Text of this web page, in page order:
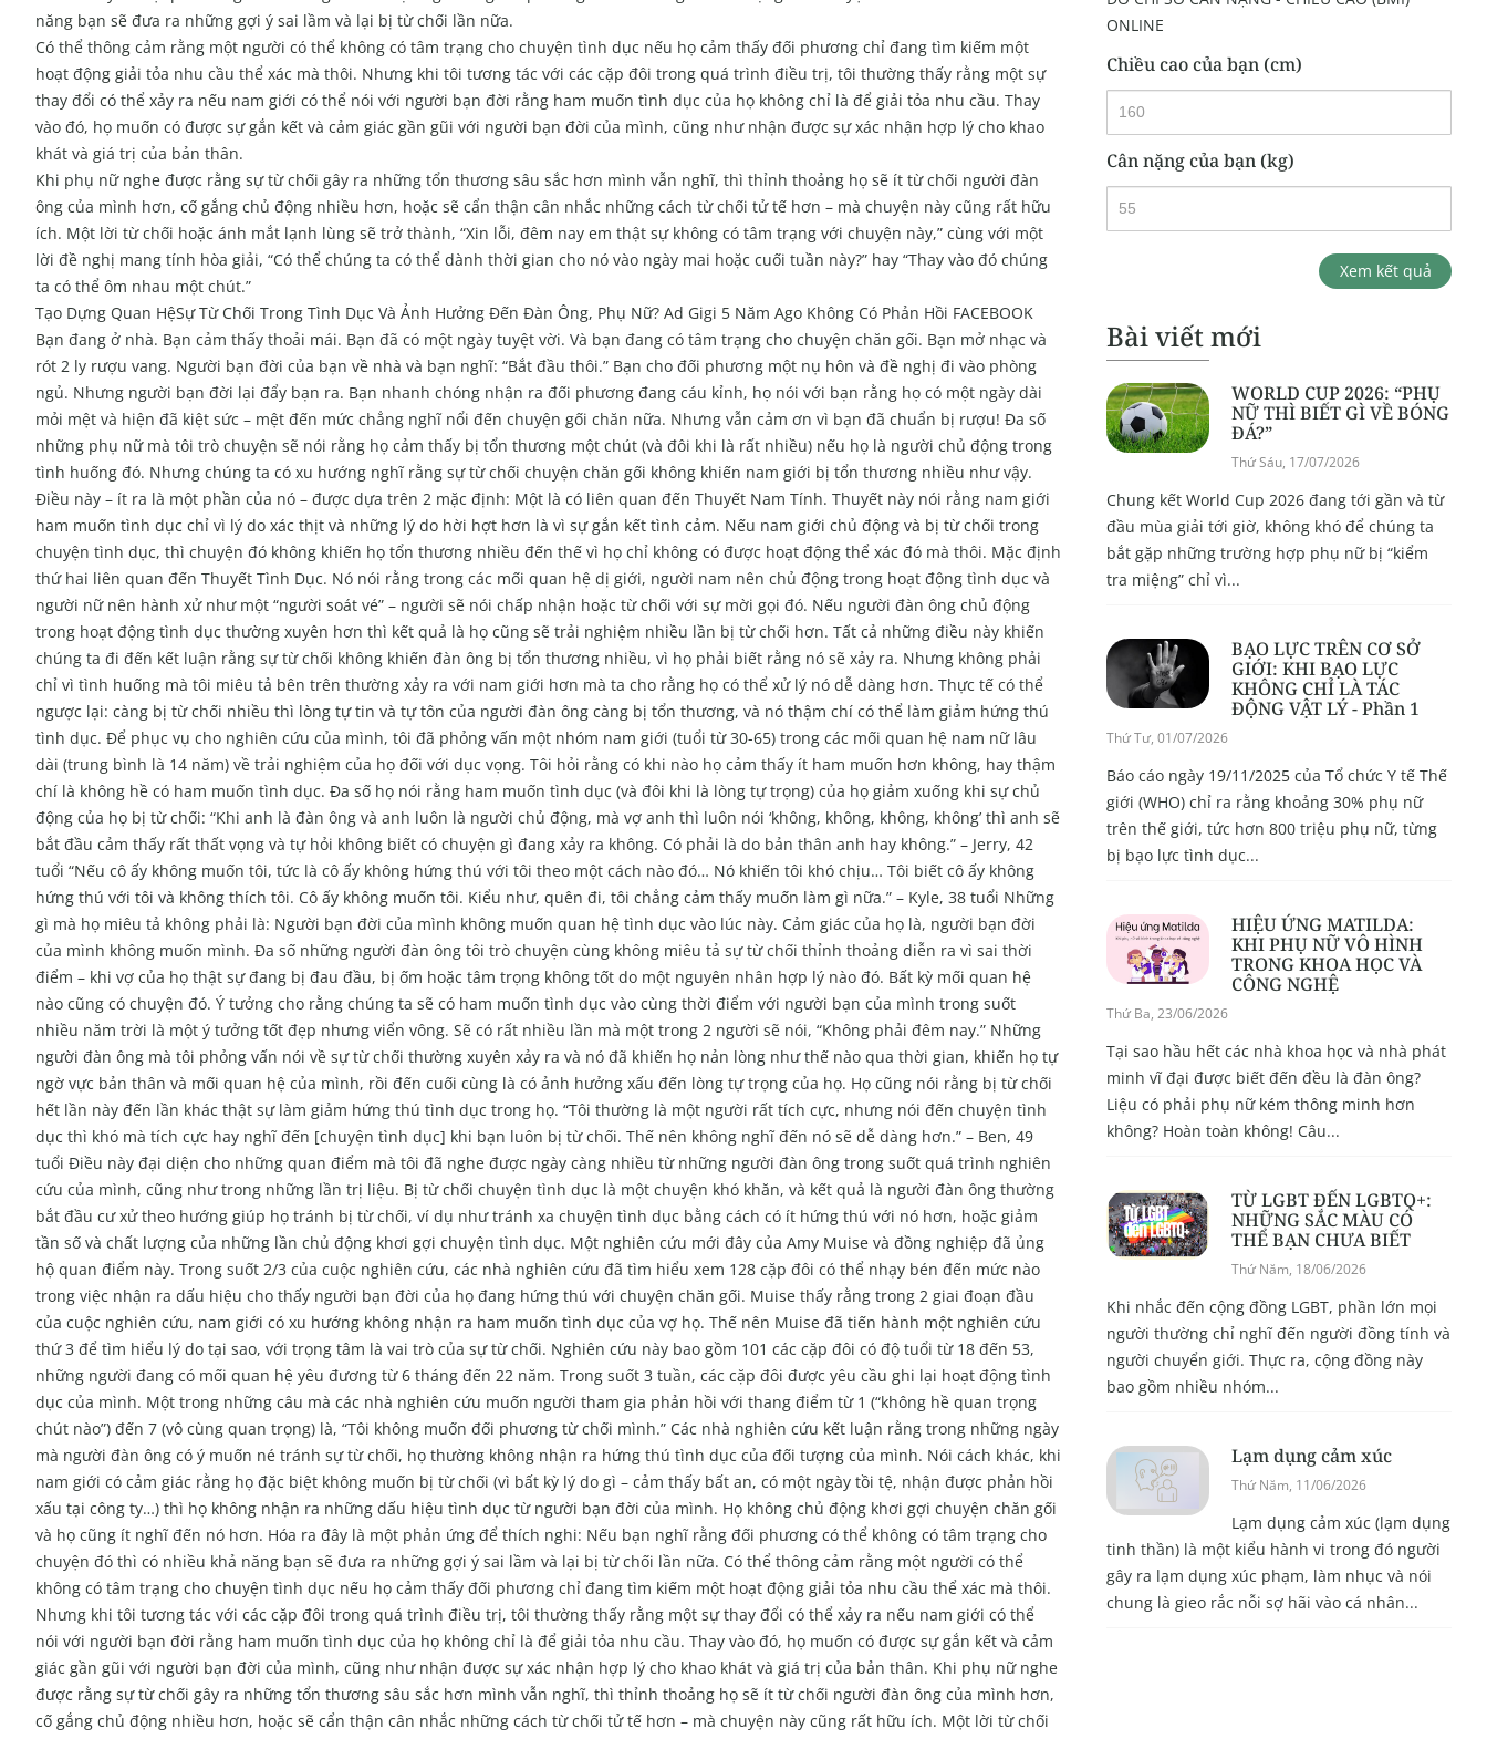
năng bạn sẽ đưa ra những gợi ý sai lầm và lại bị từ chối lần nữa.
Có thể thông cảm rằng một người có thể không có tâm trạng cho chuyện tình dục nếu họ cảm thấy đối phương chỉ đang tìm kiếm một
hoạt động giải tỏa nhu cầu thể xác mà thôi. Nhưng khi tôi tương tác với các cặp đôi trong quá trình điều trị, tôi thường thấy rằng một sự
thay đổi có thể xảy ra nếu nam giới có thể nói với người bạn đời rằng ham muốn tình dục của họ không chỉ là để giải tỏa nhu cầu. Thay
vào đó, họ muốn có được sự gắn kết và cảm giác gần gũi với người bạn đời của mình, cũng như nhận được sự xác nhận hợp lý cho khao
khát và giá trị của bản thân.
Khi phụ nữ nghe được rằng sự từ chối gây ra những tổn thương sâu sắc hơn mình vẫn nghĩ, thì thỉnh thoảng họ sẽ ít từ chối người đàn
ông của mình hơn, cố gắng chủ động nhiều hơn, hoặc sẽ cẩn thận cân nhắc những cách từ chối tử tế hơn – mà chuyện này cũng rất hữu
ích. Một lời từ chối hoặc ánh mắt lạnh lùng sẽ trở thành, “Xin lỗi, đêm nay em thật sự không có tâm trạng với chuyện này,” cùng với một
lời đề nghị mang tính hòa giải, “Có thể chúng ta có thể dành thời gian cho nó vào ngày mai hoặc cuối tuần này?” hay “Thay vào đó chúng
ta có thể ôm nhau một chút.”
Tạo Dựng Quan HệSự Từ Chối Trong Tình Dục Và Ảnh Hưởng Đến Đàn Ông, Phụ Nữ? Ad Gigi 5 Năm Ago Không Có Phản Hồi FACEBOOK
Bạn đang ở nhà. Bạn cảm thấy thoải mái. Bạn đã có một ngày tuyệt vời. Và bạn đang có tâm trạng cho chuyện chăn gối. Bạn mở nhạc và
rót 2 ly rượu vang. Người bạn đời của bạn về nhà và bạn nghĩ: “Bắt đầu thôi.” Bạn cho đối phương một nụ hôn và đề nghị đi vào phòng
ngủ. Nhưng người bạn đời lại đẩy bạn ra. Bạn nhanh chóng nhận ra đối phương đang cáu kỉnh, họ nói với bạn rằng họ có một ngày dài
mỏi mệt và hiện đã kiệt sức – mệt đến mức chẳng nghĩ nổi đến chuyện gối chăn nữa. Nhưng vẫn cảm ơn vì bạn đã chuẩn bị rượu! Đa số
những phụ nữ mà tôi trò chuyện sẽ nói rằng họ cảm thấy bị tổn thương một chút (và đôi khi là rất nhiều) nếu họ là người chủ động trong
tình huống đó. Nhưng chúng ta có xu hướng nghĩ rằng sự từ chối chuyện chăn gối không khiến nam giới bị tổn thương nhiều như vậy.
Điều này – ít ra là một phần của nó – được dựa trên 2 mặc định: Một là có liên quan đến Thuyết Nam Tính. Thuyết này nói rằng nam giới
ham muốn tình dục chỉ vì lý do xác thịt và những lý do hời hợt hơn là vì sự gắn kết tình cảm. Nếu nam giới chủ động và bị từ chối trong
chuyện tình dục, thì chuyện đó không khiến họ tổn thương nhiều đến thế vì họ chỉ không có được hoạt động thể xác đó mà thôi. Mặc định
thứ hai liên quan đến Thuyết Tình Dục. Nó nói rằng trong các mối quan hệ dị giới, người nam nên chủ động trong hoạt động tình dục và
người nữ nên hành xử như một “người soát vé” – người sẽ nói chấp nhận hoặc từ chối với sự mời gọi đó. Nếu người đàn ông chủ động
trong hoạt động tình dục thường xuyên hơn thì kết quả là họ cũng sẽ trải nghiệm nhiều lần bị từ chối hơn. Tất cả những điều này khiến
chúng ta đi đến kết luận rằng sự từ chối không khiến đàn ông bị tổn thương nhiều, vì họ phải biết rằng nó sẽ xảy ra. Nhưng không phải
chỉ vì tình huống mà tôi miêu tả bên trên thường xảy ra với nam giới hơn mà ta cho rằng họ có thể xử lý nó dễ dàng hơn. Thực tế có thể
ngược lại: càng bị từ chối nhiều thì lòng tự tin và tự tôn của người đàn ông càng bị tổn thương, và nó thậm chí có thể làm giảm hứng thú
tình dục. Để phục vụ cho nghiên cứu của mình, tôi đã phỏng vấn một nhóm nam giới (tuổi từ 30-65) trong các mối quan hệ nam nữ lâu
dài (trung bình là 14 năm) về trải nghiệm của họ đối với dục vọng. Tôi hỏi rằng có khi nào họ cảm thấy ít ham muốn hơn không, hay thậm
chí là không hề có ham muốn tình dục. Đa số họ nói rằng ham muốn tình dục (và đôi khi là lòng tự trọng) của họ giảm xuống khi sự chủ
động của họ bị từ chối: “Khi anh là đàn ông và anh luôn là người chủ động, mà vợ anh thì luôn nói ‘không, không, không, không’ thì anh sẽ
bắt đầu cảm thấy rất thất vọng và tự hỏi không biết có chuyện gì đang xảy ra không. Có phải là do bản thân anh hay không.” – Jerry, 42
tuổi “Nếu cô ấy không muốn tôi, tức là cô ấy không hứng thú với tôi theo một cách nào đó… Nó khiến tôi khó chịu… Tôi biết cô ấy không
hứng thú với tôi và không thích tôi. Cô ấy không muốn tôi. Kiểu như, quên đi, tôi chẳng cảm thấy muốn làm gì nữa.” – Kyle, 38 tuổi Những
gì mà họ miêu tả không phải là: Người bạn đời của mình không muốn quan hệ tình dục vào lúc này. Cảm giác của họ là, người bạn đời
của mình không muốn mình. Đa số những người đàn ông tôi trò chuyện cùng không miêu tả sự từ chối thỉnh thoảng diễn ra vì sai thời
điểm – khi vợ của họ thật sự đang bị đau đầu, bị ốm hoặc tâm trọng không tốt do một nguyên nhân hợp lý nào đó. Bất kỳ mối quan hệ
nào cũng có chuyện đó. Ý tưởng cho rằng chúng ta sẽ có ham muốn tình dục vào cùng thời điểm với người bạn của mình trong suốt
nhiều năm trời là một ý tưởng tốt đẹp nhưng viển vông. Sẽ có rất nhiều lần mà một trong 2 người sẽ nói, “Không phải đêm nay.” Những
người đàn ông mà tôi phỏng vấn nói về sự từ chối thường xuyên xảy ra và nó đã khiến họ nản lòng như thế nào qua thời gian, khiến họ tự
ngờ vực bản thân và mối quan hệ của mình, rồi đến cuối cùng là có ảnh hưởng xấu đến lòng tự trọng của họ. Họ cũng nói rằng bị từ chối
hết lần này đến lần khác thật sự làm giảm hứng thú tình dục trong họ. “Tôi thường là một người rất tích cực, nhưng nói đến chuyện tình
dục thì khó mà tích cực hay nghĩ đến [chuyện tình dục] khi bạn luôn bị từ chối. Thế nên không nghĩ đến nó sẽ dễ dàng hơn.” – Ben, 49
tuổi Điều này đại diện cho những quan điểm mà tôi đã nghe được ngày càng nhiều từ những người đàn ông trong suốt quá trình nghiên
cứu của mình, cũng như trong những lần trị liệu. Bị từ chối chuyện tình dục là một chuyện khó khăn, và kết quả là người đàn ông thường
bắt đầu cư xử theo hướng giúp họ tránh bị từ chối, ví dụ như tránh xa chuyện tình dục bằng cách có ít hứng thú với nó hơn, hoặc giảm
tần số và chất lượng của những lần chủ động khơi gợi chuyện tình dục. Một nghiên cứu mới đây của Amy Muise và đồng nghiệp đã ủng
hộ quan điểm này. Trong suốt 2/3 của cuộc nghiên cứu, các nhà nghiên cứu đã tìm hiểu xem 128 cặp đôi có thể nhạy bén đến mức nào
trong việc nhận ra dấu hiệu cho thấy người bạn đời của họ đang hứng thú với chuyện chăn gối. Muise thấy rằng trong 2 giai đoạn đầu
của cuộc nghiên cứu, nam giới có xu hướng không nhận ra ham muốn tình dục của vợ họ. Thế nên Muise đã tiến hành một nghiên cứu
thứ 3 để tìm hiểu lý do tại sao, với trọng tâm là vai trò của sự từ chối. Nghiên cứu này bao gồm 101 các cặp đôi có độ tuổi từ 18 đến 53,
những người đang có mối quan hệ yêu đương từ 6 tháng đến 22 năm. Trong suốt 3 tuần, các cặp đôi được yêu cầu ghi lại hoạt động tình
dục của mình. Một trong những câu mà các nhà nghiên cứu muốn người tham gia phản hồi với thang điểm từ 1 (“không hề quan trọng
chút nào”) đến 7 (vô cùng quan trọng) là, “Tôi không muốn đối phương từ chối mình.” Các nhà nghiên cứu kết luận rằng trong những ngày
mà người đàn ông có ý muốn né tránh sự từ chối, họ thường không nhận ra hứng thú tình dục của đối tượng của mình. Nói cách khác, khi
nam giới có cảm giác rằng họ đặc biệt không muốn bị từ chối (vì bất kỳ lý do gì – cảm thấy bất an, có một ngày tồi tệ, nhận được phản hồi
xấu tại công ty…) thì họ không nhận ra những dấu hiệu tình dục từ người bạn đời của mình. Họ không chủ động khơi gợi chuyện chăn gối
và họ cũng ít nghĩ đến nó hơn. Hóa ra đây là một phản ứng để thích nghi: Nếu bạn nghĩ rằng đối phương có thể không có tâm trạng cho
chuyện đó thì có nhiều khả năng bạn sẽ đưa ra những gợi ý sai lầm và lại bị từ chối lần nữa. Có thể thông cảm rằng một người có thể
không có tâm trạng cho chuyện tình dục nếu họ cảm thấy đối phương chỉ đang tìm kiếm một hoạt động giải tỏa nhu cầu thể xác mà thôi.
Nhưng khi tôi tương tác với các cặp đôi trong quá trình điều trị, tôi thường thấy rằng một sự thay đổi có thể xảy ra nếu nam giới có thể
nói với người bạn đời rằng ham muốn tình dục của họ không chỉ là để giải tỏa nhu cầu. Thay vào đó, họ muốn có được sự gắn kết và cảm
giác gần gũi với người bạn đời của mình, cũng như nhận được sự xác nhận hợp lý cho khao khát và giá trị của bản thân. Khi phụ nữ nghe
được rằng sự từ chối gây ra những tổn thương sâu sắc hơn mình vẫn nghĩ, thì thỉnh thoảng họ sẽ ít từ chối người đàn ông của mình hơn,
cố gắng chủ động nhiều hơn, hoặc sẽ cẩn thận cân nhắc những cách từ chối tử tế hơn – mà chuyện này cũng rất hữu ích. Một lời từ chối
ONLINE
Chiều cao của bạn (cm)
Cân nặng của bạn (kg)
Xem kết quả
Bài viết mới
WORLD CUP 2026: “PHỤ
NỮ THÌ BIẾT GÌ VỀ BÓNG
ĐÁ?”
Thứ Sáu, 17/07/2026
Chung kết World Cup 2026 đang tới gần và từ
đầu mùa giải tới giờ, không khó để chúng ta
bắt gặp những trường hợp phụ nữ bị “kiểm
tra miệng” chỉ vì...
BẠO LỰC TRÊN CƠ SỞ
GIỚI: KHI BẠO LỰC
KHÔNG CHỈ LÀ TÁC
ĐỘNG VẬT LÝ - Phần 1
Thứ Tư, 01/07/2026
Báo cáo ngày 19/11/2025 của Tổ chức Y tế Thế
giới (WHO) chỉ ra rằng khoảng 30% phụ nữ
trên thế giới, tức hơn 800 triệu phụ nữ, từng
bị bạo lực tình dục...
HIỆU ỨNG MATILDA:
KHI PHỤ NỮ VÔ HÌNH
TRONG KHOA HỌC VÀ
CÔNG NGHỆ
Thứ Ba, 23/06/2026
Tại sao hầu hết các nhà khoa học và nhà phát
minh vĩ đại được biết đến đều là đàn ông?
Liệu có phải phụ nữ kém thông minh hơn
không? Hoàn toàn không! Câu...
TỪ LGBT ĐẾN LGBTQ+:
NHỮNG SẮC MÀU CÓ
THỂ BẠN CHƯA BIẾT
Thứ Năm, 18/06/2026
Khi nhắc đến cộng đồng LGBT, phần lớn mọi
người thường chỉ nghĩ đến người đồng tính và
người chuyển giới. Thực ra, cộng đồng này
bao gồm nhiều nhóm...
Lạm dụng cảm xúc
Thứ Năm, 11/06/2026
Lạm dụng cảm xúc (lạm dụng
tinh thần) là một kiểu hành vi trong đó người
gây ra lạm dụng xúc phạm, làm nhục và nói
chung là gieo rắc nỗi sợ hãi vào cá nhân...